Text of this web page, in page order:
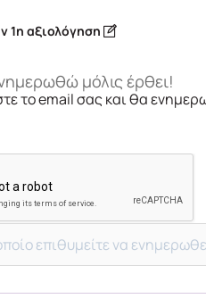
1η αξιολόγηση
μόλις έρθει!
το email σας και θα